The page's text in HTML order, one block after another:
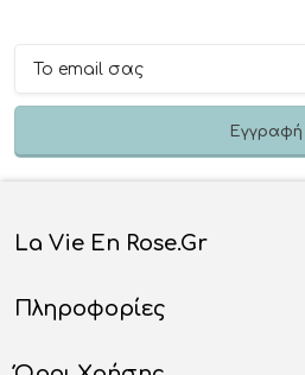
La Vie En Rose.gr
Πληροφορίες